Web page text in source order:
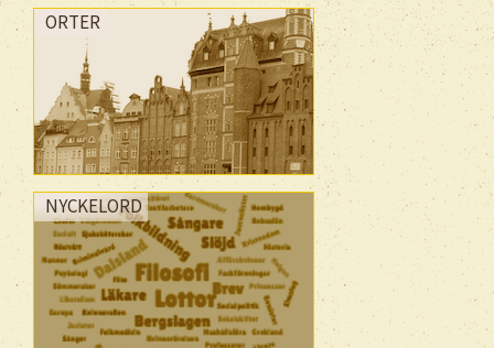
ORTER
NYCKELORD